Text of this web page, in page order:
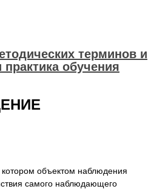
терминов и
обучения
объектом наблюдения
самого наблюдающего